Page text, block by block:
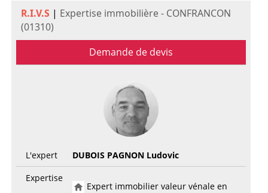
R.I.V.S | Expertise immobilière - CONFRANCON
(01310)
Demande de devis
L'expert
DUBOIS PAGNON Ludovic
Expertise
Expert immobilier valeur vénale en